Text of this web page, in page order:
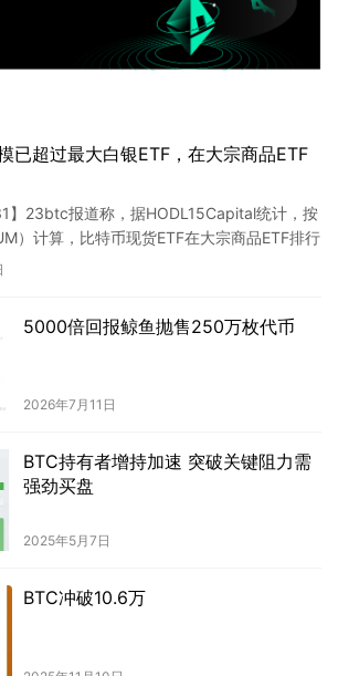
已超过最大白银ETF，在大宗商品ETF
】23btc报道称，据HODL15Capital统计，按
）计算，比特币现货ETF在大宗商品ETF排行
升。…
5000倍回报鲸鱼抛售250万枚代币
2026年7月11日
BTC持有者增持加速 突破关键阻力需
强劲买盘
2025年5月7日
BTC冲破10.6万